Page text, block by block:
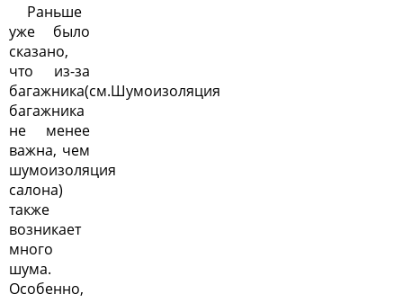
Раньше
уже было
сказано,
что из-за
багажника(см.Шумоизоляция
багажника
не менее
важна, чем
шумоизоляция
салона)
также
возникает
много
шума.
Особенно,